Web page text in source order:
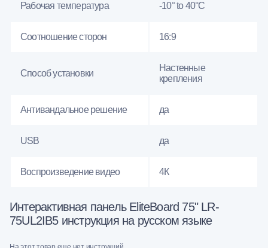
Рабочая температура -10° to 40°C
Соотношение сторон 16:9
Способ установки
Настенные
крепления
Антивандальное решение да
USB да
Воспроизведение видео 4К
Интерактивная панель EliteBoard 75" LR-
75UL2IB5 инструкция на русском языке